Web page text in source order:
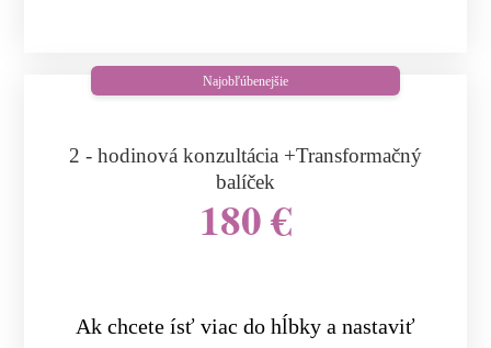
2 - hodinová konzultácia +Transformačný
balíček
180 €
Najobľúbenejšie
Ak chcete ísť viac do hĺbky a nastaviť